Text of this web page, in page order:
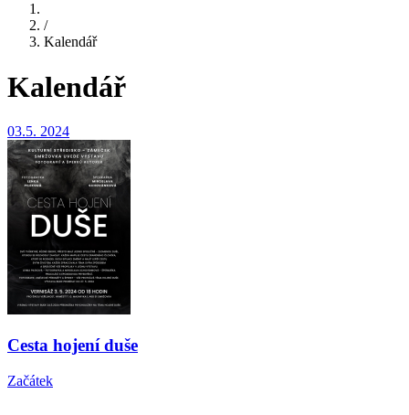
/
Kalendář
Kalendář
03.5. 2024
Cesta hojení duše
Začátek